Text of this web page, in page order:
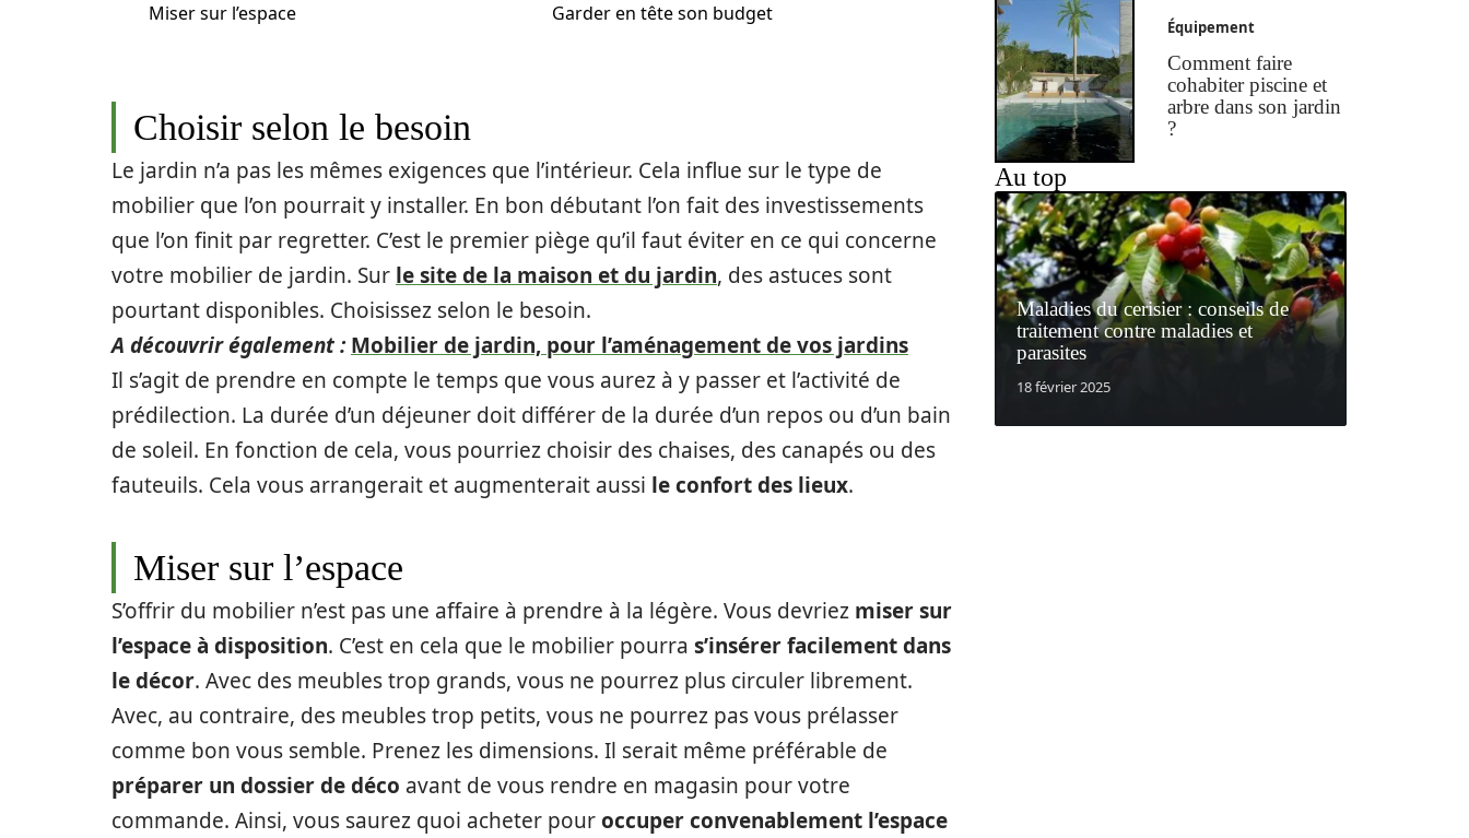
Miser sur l’espace Garder en tête son budget
Choisir selon le besoin
Le jardin n’a pas les mêmes exigences que l’intérieur. Cela influe sur le type de
mobilier que l’on pourrait y installer. En bon débutant l’on fait des investissements
que l’on finit par regretter. C’est le premier piège qu’il faut éviter en ce qui concerne
votre mobilier de jardin. Sur le site de la maison et du jardin, des astuces sont
pourtant disponibles. Choisissez selon le besoin.
A découvrir également : Mobilier de jardin, pour l’aménagement de vos jardins
Il s’agit de prendre en compte le temps que vous aurez à y passer et l’activité de
prédilection. La durée d’un déjeuner doit différer de la durée d’un repos ou d’un bain
de soleil. En fonction de cela, vous pourriez choisir des chaises, des canapés ou des
fauteuils. Cela vous arrangerait et augmenterait aussi le confort des lieux.
Miser sur l’espace
S’offrir du mobilier n’est pas une affaire à prendre à la légère. Vous devriez miser sur
l’espace à disposition. C’est en cela que le mobilier pourra s’insérer facilement dans
le décor. Avec des meubles trop grands, vous ne pourrez plus circuler librement.
Avec, au contraire, des meubles trop petits, vous ne pourrez pas vous prélasser
comme bon vous semble. Prenez les dimensions. Il serait même préférable de
préparer un dossier de déco avant de vous rendre en magasin pour votre
commande. Ainsi, vous saurez quoi acheter pouroccuper convenablement l’espace
Équipement
Comment faire
cohabiter piscine et
arbre dans son jardin
?
Au top
Maladies du cerisier : conseils de
traitement contre maladies et
parasites
18 février 2025